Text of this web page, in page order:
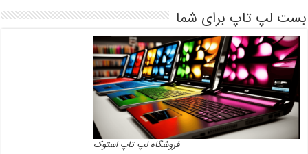
بست لپ تاپ برای شما
فروشگاه لپ تاپ استوک